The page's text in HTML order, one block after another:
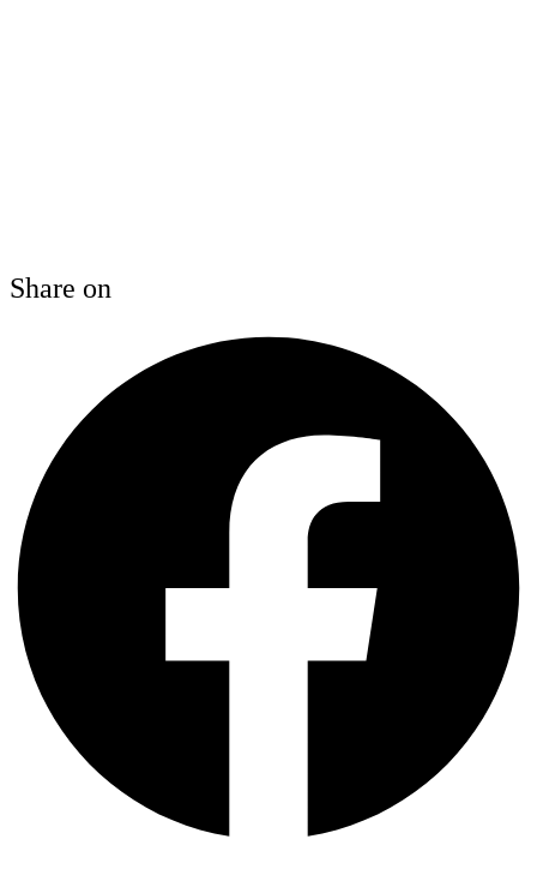
Share on